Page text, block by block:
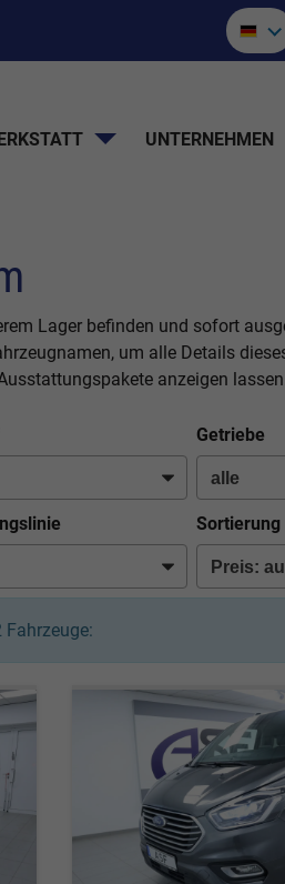
UNTERNEHMEN
Lager befinden und sofort
um alle Details
anzeigen
Getriebe
Sortierung
Fahrzeuge: